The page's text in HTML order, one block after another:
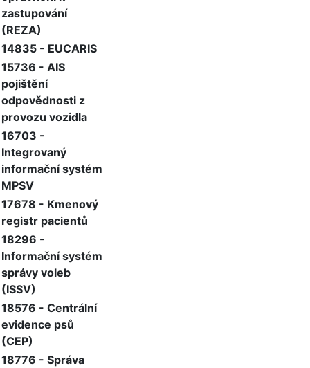
zastupování
(REZA)
14835 - EUCARIS
15736 - AIS
pojištění
odpovědnosti z
provozu vozidla
16703 -
Integrovaný
informační systém
MPSV
17678 - Kmenový
registr pacientů
18296 -
Informační systém
správy voleb
(ISSV)
18576 - Centrální
evidence psů
(CEP)
18776 - Správa